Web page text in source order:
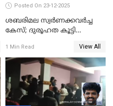
Posted On 23-12-2025
ശബരിമല സ്വര്‍ണക്കവര്‍ച്ച
കേസ്; ദുരൂഹത കൂട്ടി
1 Min Read View All